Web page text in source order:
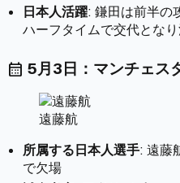
日本人活躍: 鎌田は前半の
ハーフタイムで交代とな
calendar_month 5月3日：マンチェス
遠藤航
所属する日本人選手: 遠藤
で欠場